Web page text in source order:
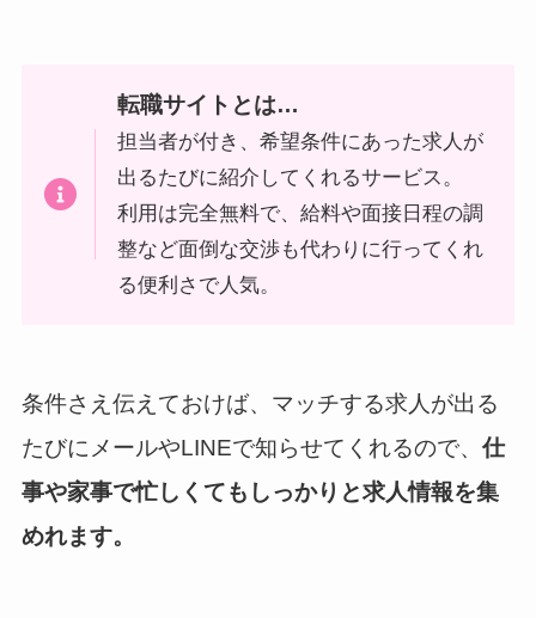
転職サイトとは…
担当者が付き、希望条件にあった求人が
出るたびに紹介してくれるサービス。
利用は完全無料で、給料や面接日程の調
整など面倒な交渉も代わりに行ってくれ
る便利さで人気。
条件さえ伝えておけば、マッチする求人が出る
たびにメールやLINEで知らせてくれるので、 仕
事や家事で忙しくてもしっかりと求人情報を集
めれます。